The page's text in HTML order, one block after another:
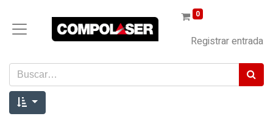
0
Registrar entrada